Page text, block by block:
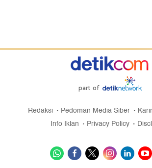
part of
Redaksi Pedoman Media Siber Karir
Info Iklan
Privacy Policy